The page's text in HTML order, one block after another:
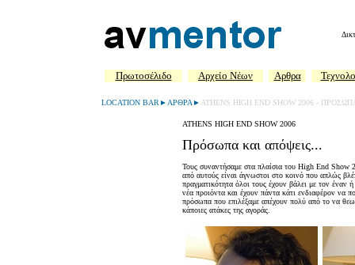
Πρωτοσέλιδο Aρχείο Νέων Αρθρα
LOCATION BAR►AΡΘΡΑ► ATHENS HIGH END SHOW 2006 -
ATHENS HIGH END SHOW 2006
Πρόσωπα και απόψεις...
Τους συναντήσαμε στα πλαίσια του High End Show
από αυτούς είναι άγνωστοι στο κοινό που απλώς
πραγματικότητα όλοι τους έχουν βάλει με τον έναν
νέα προιόντα και έχουν πάντα κάτι ενδιαφέρον να
πρόσωπα που επιλέξαμε απέχουν πολύ από το να
κάποιες ατάκες της αγοράς.